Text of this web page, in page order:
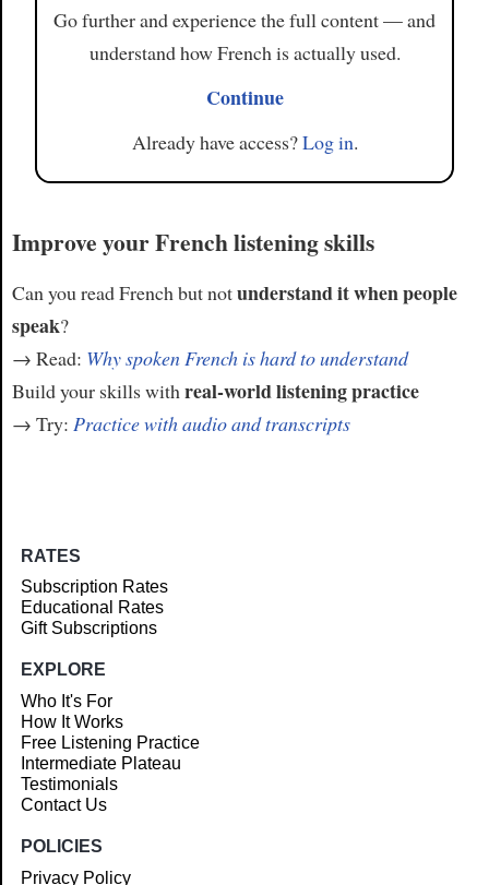
Go further and experience the full content — and
understand how French is actually used.
Continue
Already have access?Log in.
Improve your French listening skills
Can you read French but notunderstand it when people
speak?
→ Read: Why spoken French is hard to understand
Build your skills withreal-world listening practice
→ Try: Practice with audio and transcripts
RATES
Subscription Rates
Educational Rates
Gift Subscriptions
EXPLORE
Who It's For
How It Works
Free Listening Practice
Intermediate Plateau
Testimonials
Contact Us
POLICIES
Privacy Policy